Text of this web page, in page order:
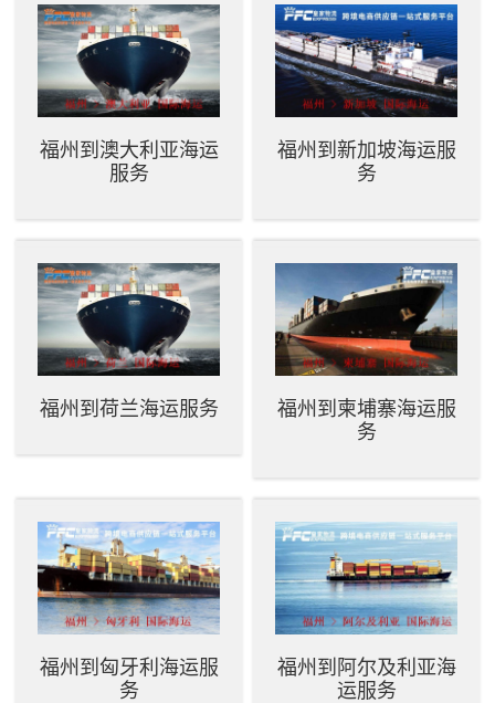
福州到澳大利亚海运
服务
福州到新加坡海运服
务
福州到荷兰海运服务
福州到柬埔寨海运服
务
福州到匈牙利海运服
务
福州到阿尔及利亚海
运服务